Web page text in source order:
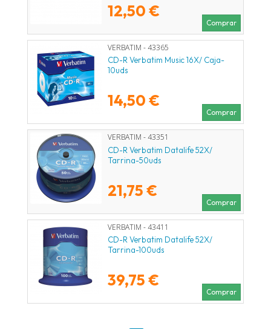
12,50 €
Comprar
VERBATIM - 43365
CD-R Verbatim Music 16X/ Caja-
10uds
14,50 €
Comprar
VERBATIM - 43351
CD-R Verbatim Datalife 52X/
Tarrina-50uds
21,75 €
Comprar
VERBATIM - 43411
CD-R Verbatim Datalife 52X/
Tarrina-100uds
39,75 €
Comprar